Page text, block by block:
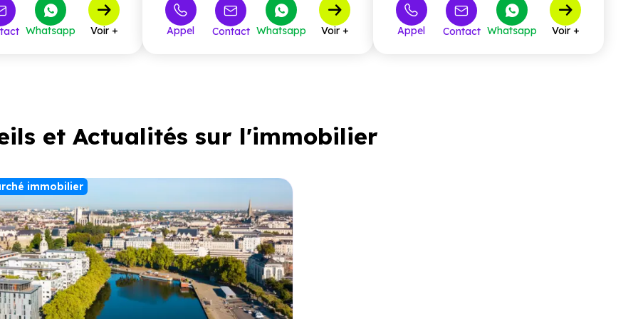
à partir de450 000 €
Whatsapp Voir + Appel Contact Whatsapp Voir + Appel Contact Whatsapp Voir +
et Actualités sur l'immobilier
immobilier